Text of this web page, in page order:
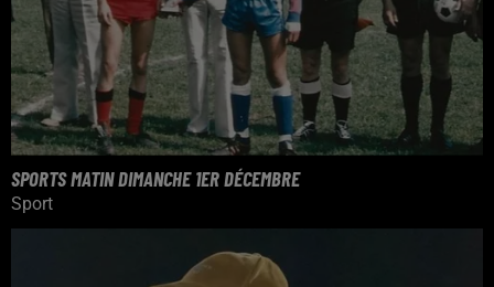
SPORTS MATIN DIMANCHE 1ER DÉCEMBRE
Sport